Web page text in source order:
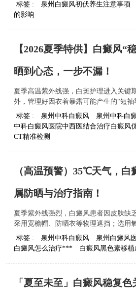
标签 :
泉州白癜风初伏养生注意事项
的影响
【2026夏季特供】白癜风
晒到心态，一步不漏！
夏季高温紫外线强，白斑护理进入关键
外，管理好因衣着暴露可能产生的“短
标签 :
泉州中科白癜风 泉州中科白
中科白癜风医院中西医结合治疗白癜风
CT精准检测
（高温预警）35℃天气，
属防晒与治疗指南！
夏季紫外线强烈，白癜风患者因皮肤缺
采用宽檐帽、防晒衣等物理遮挡；选用
标签 :
泉州中科白癜风 泉州白癜风
白癜风怎么治疗***
白癜风黑色素移
「夏至未至」白癜风稳复